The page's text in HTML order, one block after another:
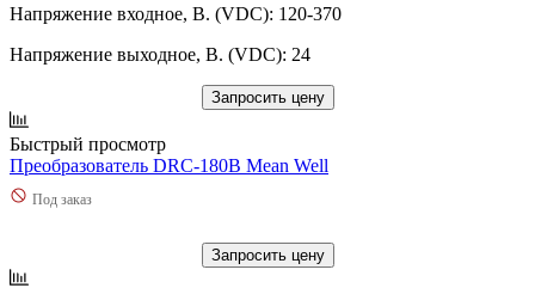
Напряжение входное, В. (VDC): 120-370
Напряжение выходное, В. (VDC): 24
Запросить цену
Быстрый просмотр
Преобразователь DRC-180B Mean Well
Под заказ
Запросить цену